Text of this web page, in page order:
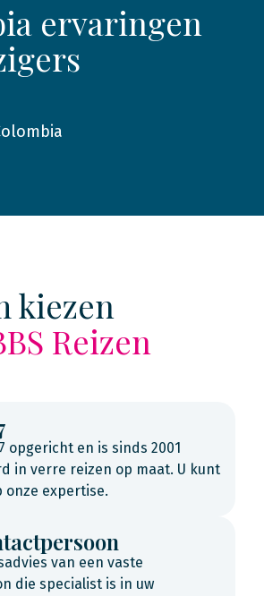
ervaringen
kiezen
Reizen
opgericht en is sinds 2001
in verre reizen op maat. U kunt
onze expertise.
van een vaste
die specialist is in uw